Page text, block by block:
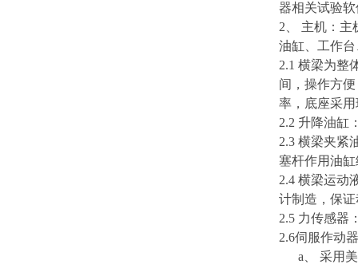
器相关试验
2、 主机：主
油缸、工作
2.1 横梁为整
间，操作方
率，底座采
2.2 升降油缸
2.3 横梁夹紧
塞杆作用油
2.4 横梁运动
计制造，保
2.5 力传感器
2.6伺服作动
a、 采用